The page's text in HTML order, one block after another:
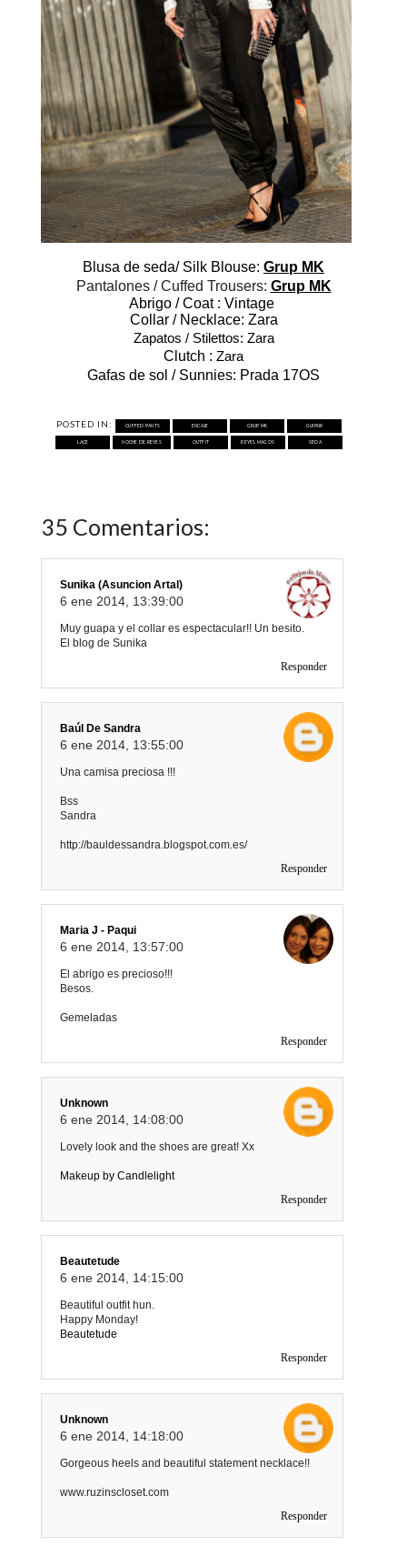
Blusa de seda/ Silk Blouse: Grup MK
Pantalones / Cuffed Trousers: Grup MK
Abrigo / Coat : Vintage
Collar / Necklace: Zara
Zapatos / Stilettos: Zara
Clutch : Zara
Gafas de sol / Sunnies: Prada 17OS
POSTED IN: CUFFED PANTS ENCAJE GRUP MK GUIPUR
LACE NOCHE DE REYES OUTFIT REYES MAGOS SEDA
35 Comentarios:
Sunika (Asuncion Artal)
6 ene 2014, 13:39:00
Muy guapa y el collar es espectacular!! Un besito.
El blog de Sunika
Responder
Baúl De Sandra
6 ene 2014, 13:55:00
Una camisa preciosa !!!
Bss
Sandra
http://bauldessandra.blogspot.com.es/
Responder
Maria J - Paqui
6 ene 2014, 13:57:00
El abrigo es precioso!!!
Besos.
Gemeladas
Responder
Unknown
6 ene 2014, 14:08:00
Lovely look and the shoes are great! Xx
Makeup by Candlelight
Responder
Beautetude
6 ene 2014, 14:15:00
Beautiful outfit hun.
Happy Monday!
Beautetude
Responder
Unknown
6 ene 2014, 14:18:00
Gorgeous heels and beautiful statement necklace!!
www.ruzinscloset.com
Responder